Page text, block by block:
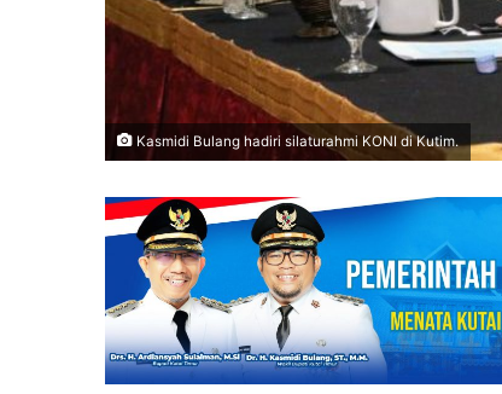
Kasmidi Bulang hadiri silaturahmi KONI di Kutim.